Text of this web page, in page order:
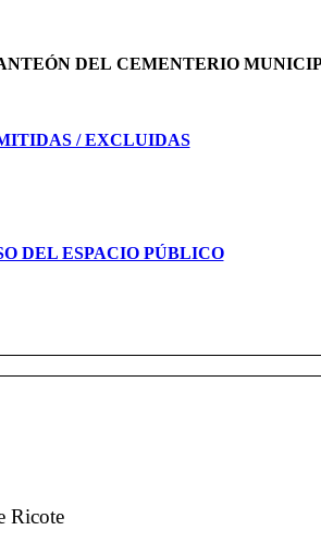
DEL CEMENTERIO
/ EXCLUIDAS
DEL ESPACIO PÚBLICO
Ricote